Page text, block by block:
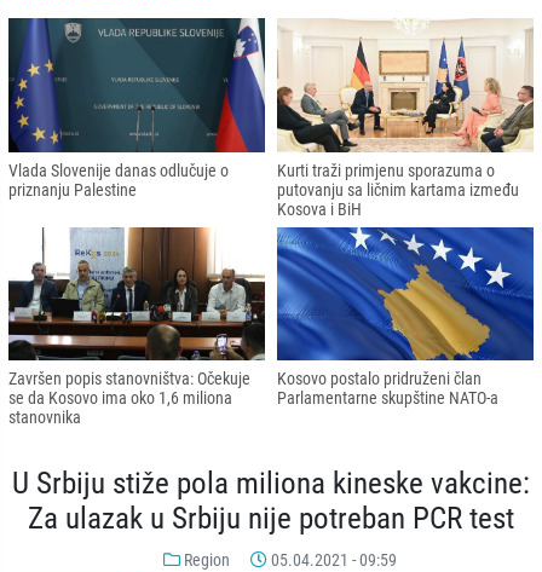
Vlada Slovenije danas odlučuje o
priznanju Palestine
Kurti traži primjenu sporazuma o
putovanju sa ličnim kartama između
Kosova i BiH
Završen popis stanovništva: Očekuje
se da Kosovo ima oko 1,6 miliona
stanovnika
Kosovo postalo pridruženi član
Parlamentarne skupštine NATO-a
U Srbiju stiže pola miliona kineske vakcine:
Za ulazak u Srbiju nije potreban PCR test
Region 05.04.2021 - 09:59